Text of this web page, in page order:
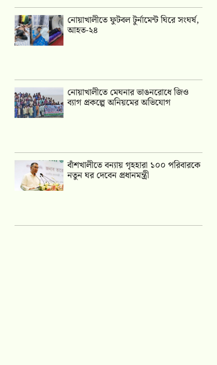
নোয়াখালীতে ফুটবল টুর্নামেন্ট ঘিরে সংঘর্ষ,
আহত-২৪
নোয়াখালীতে মেঘনার ভাঙনরোধে জিও
ব্যাগ প্রকল্পে অনিয়মের অভিযোগ
বাঁশখালীতে বন্যায় গৃহহারা ১০০ পরিবারকে
নতুন ঘর দেবেন প্রধানমন্ত্রী